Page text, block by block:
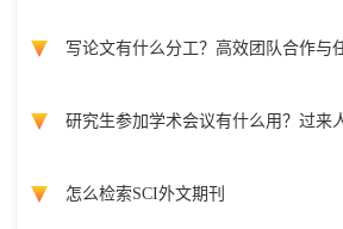
写论文有什么分工？高效团队合作与
研究生参加学术会议有什么用？过来
怎么检索SCI外文期刊